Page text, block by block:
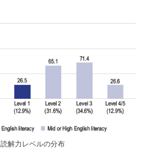
読解力レベルの分布